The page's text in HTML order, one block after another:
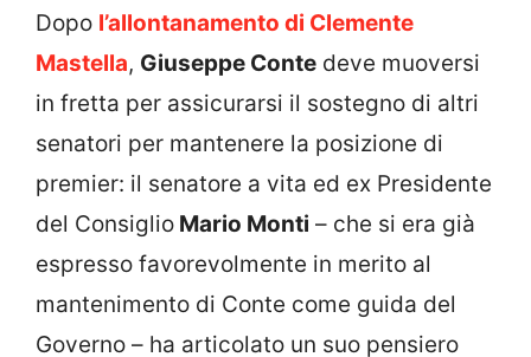
Dopo l’allontanamento di Clemente
Mastella, Giuseppe Conte deve muoversi
in fretta per assicurarsi il sostegno di altri
senatori per mantenere la posizione di
premier: il senatore a vita ed ex Presidente
del Consiglio Mario Monti – che si era già
espresso favorevolmente in merito al
mantenimento di Conte come guida del
Governo – ha articolato un suo pensiero